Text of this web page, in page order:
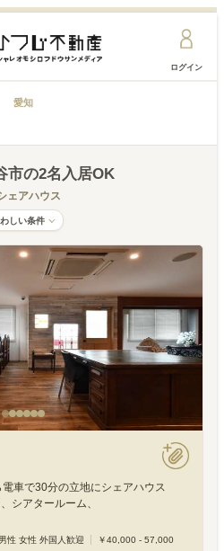
ログイン
愛知
市の2名入居OK
ェアハウス
わしい条件
車で30分の立地にシェアハウス
シアタールーム、
男性 女性 外国人歓迎 ￥40,000 - 57,000